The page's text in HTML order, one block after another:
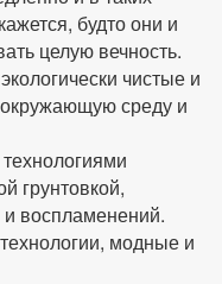
будто они и
целую вечность.
чистые и
окружающую среду и
грунтовкой,
воспламенений.
модные и